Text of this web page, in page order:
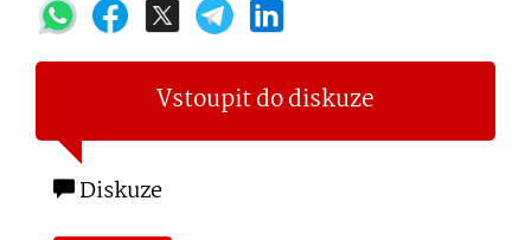
Vstoupit do diskuze
Diskuze